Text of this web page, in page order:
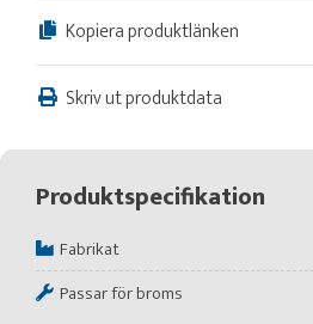
Kopiera produktlänken
Skriv ut produktdata
Produktspecifikation
Fabrikat
Passar för broms